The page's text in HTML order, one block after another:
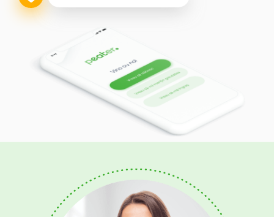
Bogată În Proteine
De întărire a imunității